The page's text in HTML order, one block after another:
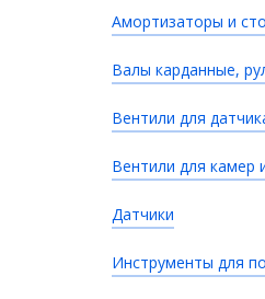
Амортизаторы и
Валы карданные,
Вентили для
Вентили для камер
Датчики
Инструменты для